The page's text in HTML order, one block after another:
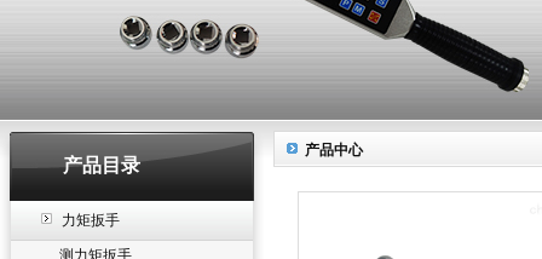
产品目录
力矩扳手
测力矩扳手
产品中心